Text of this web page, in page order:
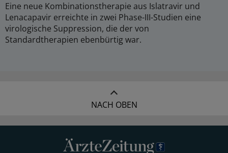
Eine neue Kombinationstherapie aus Islatravir und
Lenacapavir erreichte in zwei Phase-III-Studien eine
virologische Suppression, die der von
Standardtherapien ebenbürtig war.
NACH OBEN